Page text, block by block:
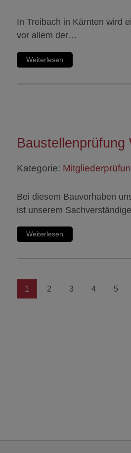
In Treibach in Kärnten wird
vor allem der…
Weiterlesen
Baustellenprüfung
Kategorie:
Bei diesem Bauvorhaben
ist unserem
Weiterlesen
1 2 3 4 5